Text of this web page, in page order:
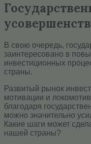
В свою очередь,
заинтересовано в
инвестиционных
страны.
Развитый рынок
мотивации и
благодаря
можно значительно
Какие шаги может
нашей страны?